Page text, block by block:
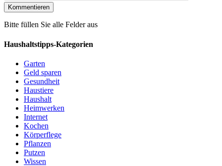
Bitte füllen Sie alle Felder aus
Haushaltstipps-Kategorien
Garten
Geld sparen
Gesundheit
Haustiere
Haushalt
Heimwerken
Internet
Kochen
Körperflege
Pflanzen
Putzen
Wissen